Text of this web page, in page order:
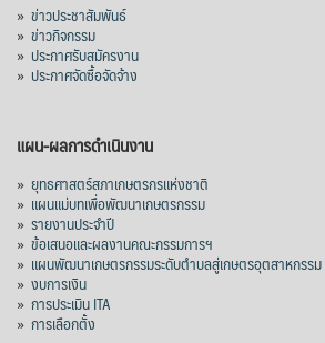
» ข่าวประชาสัมพันธ์
» ข่าวกิจกรรม
» ประกาศรับสมัครงาน
» ประกาศจัดซื้อจัดจ้าง
แผน-ผลการดำเนินงาน
» ยุทธศาสตร์สภาเกษตรกรแห่งชาติ
» แผนแม่บทเพื่อพัฒนาเกษตรกรรม
» รายงานประจำปี
» ข้อเสนอและผลงานคณะกรรมการฯ
» แผนพัฒนาเกษตรกรรมระดับตำบลสู่เกษตรอุตสาหกรรม
» งบการเงิน
» การประเมิน ITA
» การเลือกตั้ง